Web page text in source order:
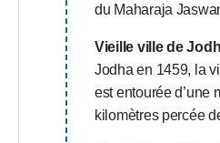
du Maharaja
Vieille ville de
Jodha en 1459, la
est entourée d’une
kilomètres percée